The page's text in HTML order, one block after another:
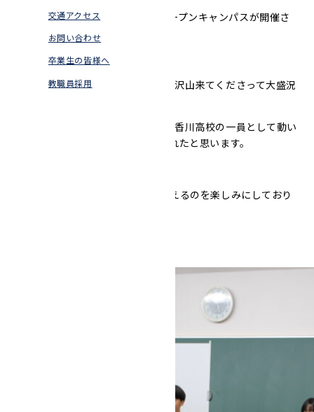
沿革
食物調理科
保育科
交通アクセス
お問い合わせ
卒業生の皆様へ
教職員採用
8/2（土）、8/3（日）に、本校のオープンキャンパスが開催さ
れました。
今年も中学生と保護者の方々が沢山来てくださって大盛況
高校生も各コーナーや部活動で香川高校の一員として動い
てくれて、良い先輩の姿を見せれたと思います。
来年、香川高校でみなさんと会えるのを楽しみにしており